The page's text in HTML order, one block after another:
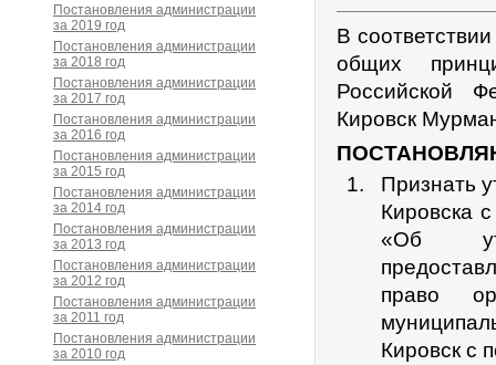
В
общих
Российской
Кировск
Признать
Кировска
«Об
право
Кировск с
Постановления администрации
за 2019 год
Постановления администрации
за 2018 год
Постановления администрации
за 2017 год
Постановления администрации
за 2016 год
Постановления администрации
за 2015 год
Постановления администрации
за 2014 год
Постановления администрации
за 2013 год
Постановления администрации
за 2012 год
Постановления администрации
за 2011 год
Постановления администрации
за 2010 год